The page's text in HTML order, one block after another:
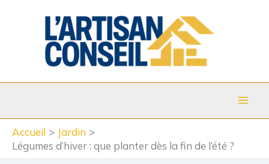
Accueil
Jardin
Légumes d’hiver : que planter dès la fin de l’été ?